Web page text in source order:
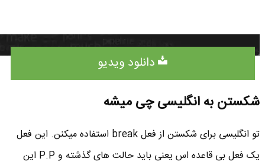
دانلود ویدیو
شکستن به انگلیسی چی میشه
تو انگلیسی برای شکستن از فعل break استفاده میکنن. این فعل
یک فعل بی قاعده اس یعنی باید حالت های گذشته و P.P این